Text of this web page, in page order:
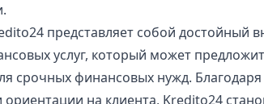
представляет собой достойный
услуг, который может
срочных финансовых нужд.
ориентации на клиента, Kredito24